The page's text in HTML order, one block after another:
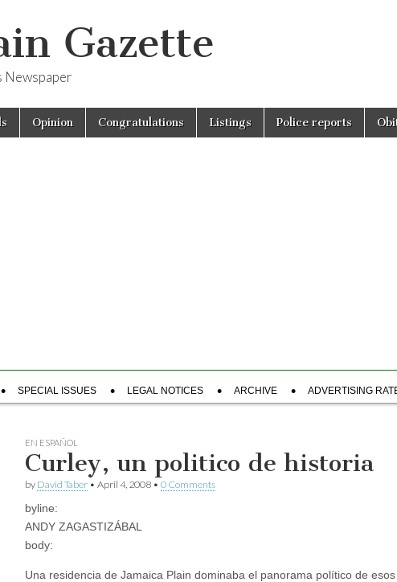
Gazette
Newspaper
Opinion Congratulations Listings Police reports
SPECIAL ISSUES LEGAL NOTICES ARCHIVE ADVERTISING
EN ESPAÑOL
Curley, un politico de historia
by David Taber • April 4, 2008 • 0 Comments
byline:
ANDY ZAGASTIZÁBAL
body:
Una residencia de Jamaica Plain dominaba el panorama político de